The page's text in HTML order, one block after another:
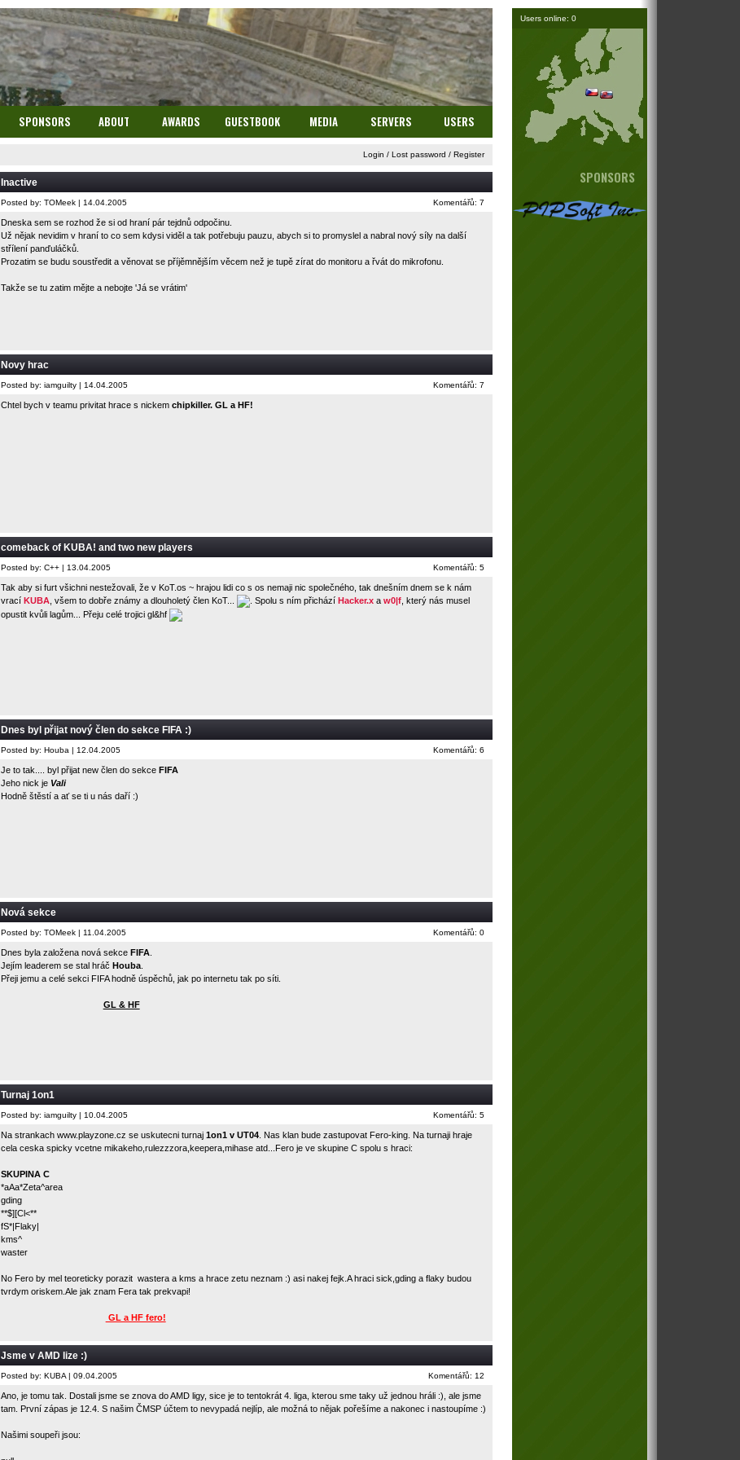
SPONSORS ABOUT AWARDS GUESTBOOK MEDIA SERVERS USERS
Login / Lost password / Register
Inactive
Posted by: TOMeek | 14.04.2005 Komentářů: 7
Dneska sem se rozhod že si od hraní pár tejdnů odpočinu.
Už nějak nevidim v hraní to co sem kdysi viděl a tak potřebuju pauzu, abych si to promyslel a nabral nový síly na další
střílení panďuláčků.
Prozatim se budu soustředit a věnovat se příjěmnějším věcem než je tupě zírat do monitoru a řvát do mikrofonu.
Takže se tu zatim mějte a nebojte 'Já se vrátim'
Novy hrac
Posted by: iamguilty | 14.04.2005 Komentářů: 7
Chtel bych v teamu privitat hrace s nickemchipkiller. GL a HF!
comeback of KUBA! and two new players
Posted by: C++ | 13.04.2005 Komentářů: 5
Tak aby si furt všichni nestežovali, že v KoT.os ~ hrajou lidi co s os nemaji nic společného, tak dnešním dnem se k nám
vrací KUBA, všem to dobře známy a dlouholetý člen KoT... . Spolu s ním přichází Hacker.xa w0|f, který nás musel
opustit kvůli lagům... Přeju celé trojici gl&hf
Dnes byl přijat nový člen do sekce FIFA :)
Posted by: Houba | 12.04.2005 Komentářů: 6
Je to tak.... byl přijat new člen do sekce FIFA
Jeho nick je Vali
Hodně štěstí a ať se ti u nás daří :)
Nová sekce
Posted by: TOMeek | 11.04.2005 Komentářů: 0
Dnes byla založena nová sekce FIFA.
Jejím leaderem se stal hráč Houba.
Přeji jemu a celé sekci FIFA hodně úspěchů, jak po internetu tak po síti.
GL & HF
Turnaj 1on1
Posted by: iamguilty | 10.04.2005 Komentářů: 5
Na strankach www.playzone.cz se uskutecni turnaj 1on1 v UT04. Nas klan bude zastupovat Fero-king. Na turnaji hraje
cela ceska spicky vcetne mikakeho,rulezzzora,keepera,mihase atd...Fero je ve skupine C spolu s hraci:
SKUPINA C
*aAa*Zeta^area
gding
**$][Cl<**
fS*|Flaky|
kms^
waster
No Fero by mel teoreticky porazit wastera a kms a hrace zetu neznam :) asi nakej fejk.A hraci sick,gding a flaky budou
tvrdym oriskem.Ale jak znam Fera tak prekvapi!
GL a HF fero!
Jsme v AMD lize :)
Posted by: KUBA | 09.04.2005 Komentářů: 12
Ano, je tomu tak. Dostali jsme se znova do AMD ligy, sice je to tentokrát 4. liga, kterou sme taky už jednou hráli :), ale jsme
tam. První zápas je 12.4. S našim ČMSP účtem to nevypadá nejlíp, ale možná to nějak pořešíme a nakonec i nastoupíme :)
Našimi soupeři jsou:
Users online: 0
SPONSORS